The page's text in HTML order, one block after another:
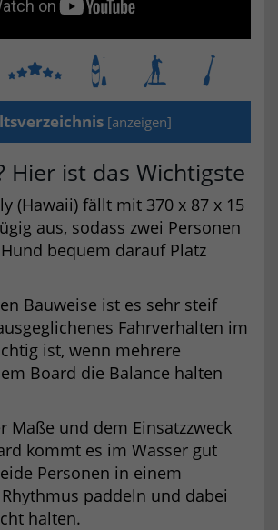
[anzeigen]
Hier ist das Wichtigste
(Hawaii) fällt mit 370 x 87 x 15
aus, sodass zwei Personen
bequem darauf Platz
Bauweise ist es sehr steif
Fahrverhalten im
ist, wenn mehrere
Board die Balance halten
Maße und dem Einsatzzweck
kommt es im Wasser gut
Personen in einem
paddeln und dabei
halten.